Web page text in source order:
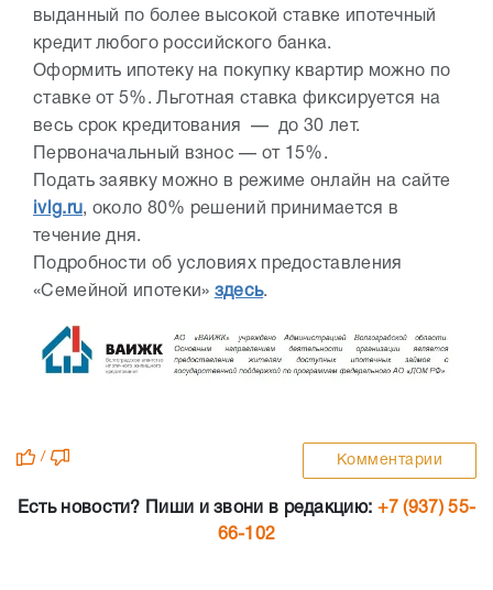
выданный по более высокой ставке ипотечный
кредит любого российского банка.
Оформить ипотеку на покупку квартир можно по
ставке от 5%. Льготная ставка фиксируется на
весь срок кредитования — до 30 лет.
Первоначальный взнос — от 15%.
Подать заявку можно в режиме онлайн на сайте
ivlg.ru, около 80% решений принимается в
течение дня.
Подробности об условиях предоставления
«Семейной ипотеки» здесь.
/ Комментарии
Есть новости? Пиши и звони в редакцию: +7 (937) 55-
66-102